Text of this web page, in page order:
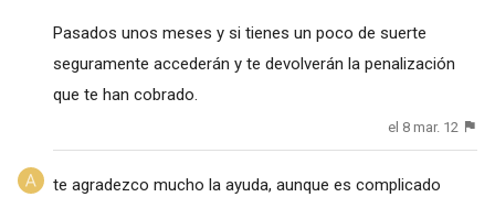
Pasados unos meses y si tienes un poco de suerte
seguramente accederán y te devolverán la penalización
que te han cobrado.
el 8 mar. 12
te agradezco mucho la ayuda, aunque es complicado